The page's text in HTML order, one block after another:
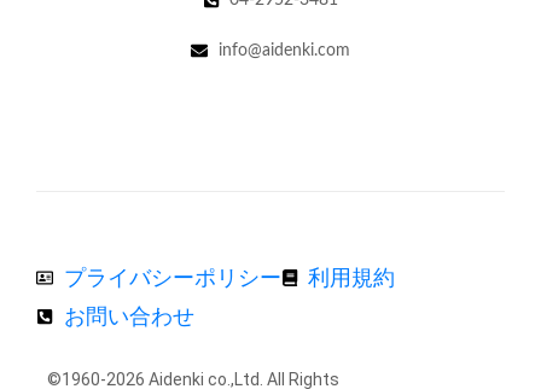
info@aidenki.com
プライバシーポリシー
利用規約
お問い合わせ
©1960-2026 Aidenki co.,Ltd. All Rights